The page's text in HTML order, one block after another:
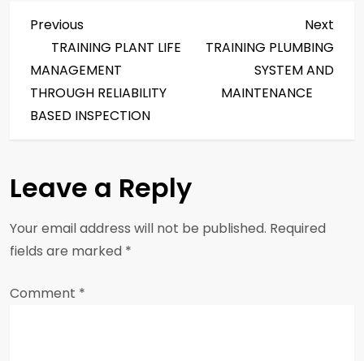
P
o
s
n
a
v
i
Previous
Post
Previous
TRAINING PLANT LIFE
MANAGEMENT
THROUGH RELIABILITY
BASED INSPECTION
Next
TRAINING PLUMBING
SYSTEM AND
MAINTENANCE
Leave a Reply
Your email address will not be published. Required
fields are marked *
Comment *